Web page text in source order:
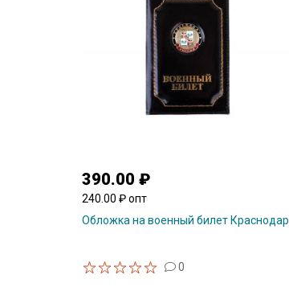
390.00 ₽
240.00 ₽ опт
Обложка на военный билет Краснодар
0